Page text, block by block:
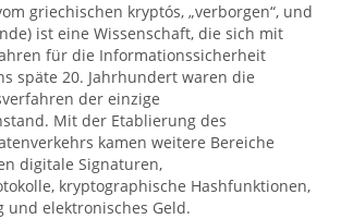
griechischen kryptós, „verborgen“, und
ist eine Wissenschaft, die sich mit
für die Informationssicherheit
späte 20. Jahrhundert waren die
der einzige
Mit der Etablierung des
kamen weitere Bereiche
digitale Signaturen,
kryptographische Hashfunktionen,
und elektronisches Geld.